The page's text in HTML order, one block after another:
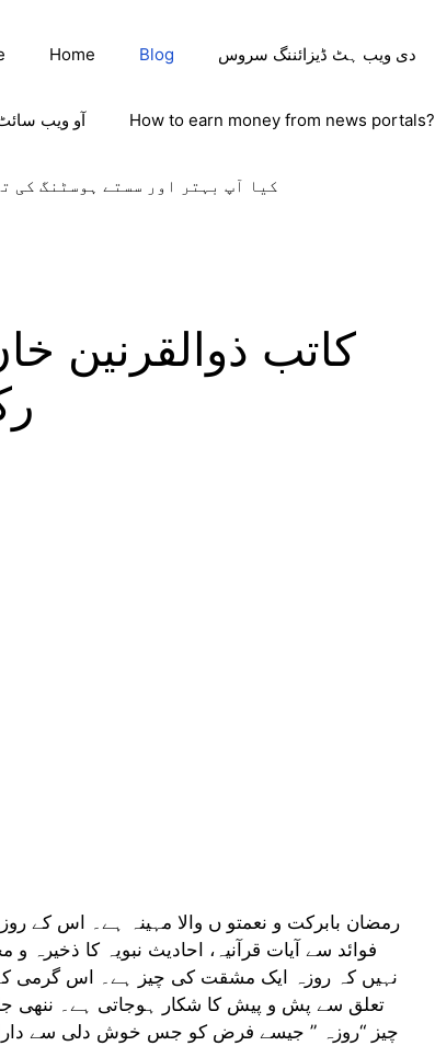
Home Blog دی ویب ہٹ ڈیزائننگ سروس
آو ویب How to earn money from news portals?
کیا آپ بہتر اور سستے ہوسٹنگ کی
کاتب ذوالقرنین
رمضان بابرکت و نعمتو ں والا مہینہ ہے۔ اس
فوائد سے آیات قرآنیہ، احادیث نبویہ کا
نہیں کہ روزہ ایک مشقت کی چیز ہے۔ اس گرمی
تعلق سے پش و پیش کا شکار ہوجاتی ہے۔ ننھی
چیز “روزہ ” جیسے فرض کو جس خوش دلی سے